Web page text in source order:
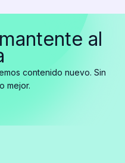
al
contenido nuevo. Sin
mejor.